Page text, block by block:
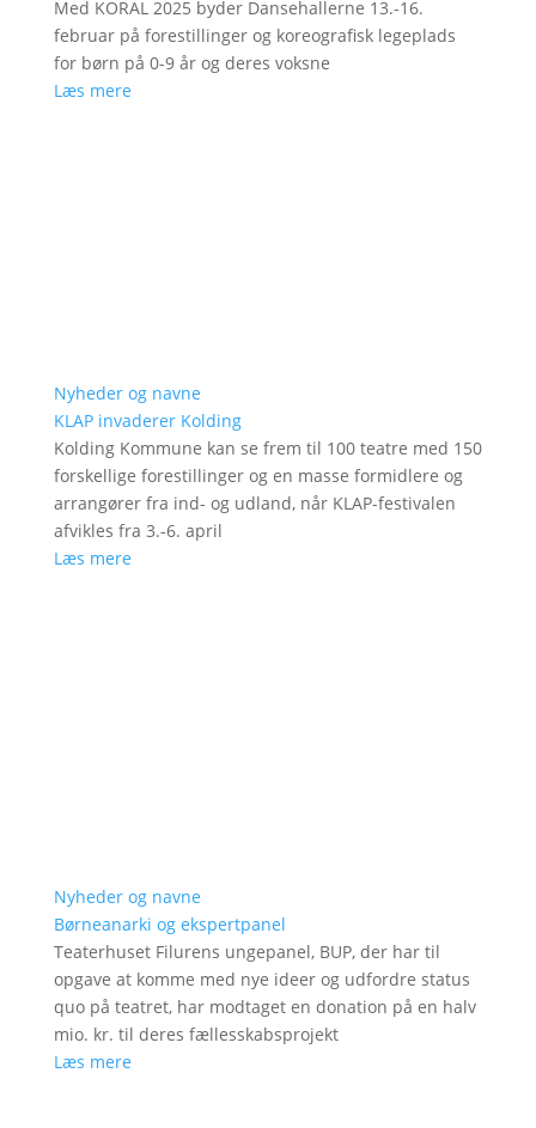
Med KORAL 2025 byder Dansehallerne 13.-16.
februar på forestillinger og koreografisk legeplads
for børn på 0-9 år og deres voksne
Læs mere
Nyheder og navne
KLAP invaderer Kolding
Kolding Kommune kan se frem til 100 teatre med 150
forskellige forestillinger og en masse formidlere og
arrangører fra ind- og udland, når KLAP-festivalen
afvikles fra 3.-6. april
Læs mere
Nyheder og navne
Børneanarki og ekspertpanel
Teaterhuset Filurens ungepanel, BUP, der har til
opgave at komme med nye ideer og udfordre status
quo på teatret, har modtaget en donation på en halv
mio. kr. til deres fællesskabsprojekt
Læs mere